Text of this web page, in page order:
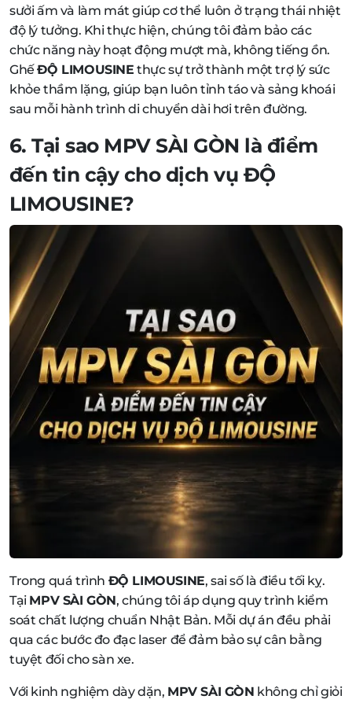
sưởi ấm và làm mát giúp cơ thể luôn ở trạng thái nhiệt
độ lý tưởng. Khi thực hiện, chúng tôi đảm bảo các
chức năng này hoạt động mượt mà, không tiếng ồn.
GhếĐỘ LIMOUSINE thực sự trở thành một trợ lý sức
khỏe thầm lặng, giúp bạn luôn tỉnh táo và sảng khoái
sau mỗi hành trình di chuyển dài hơi trên đường.
6. Tại sao MPV SÀI GÒN là điểm
đến tin cậy cho dịch vụ ĐỘ
LIMOUSINE?
Trong quá trình ĐỘ LIMOUSINE, sai số là điều tối kỵ.
Tại MPV SÀI GÒN, chúng tôi áp dụng quy trình kiểm
soát chất lượng chuẩn Nhật Bản. Mỗi dự án đều phải
qua các bước đo đạc laser để đảm bảo sự cân bằng
tuyệt đối cho sàn xe.
Với kinh nghiệm dày dặn, MPV SÀI GÒN không chỉ giỏi